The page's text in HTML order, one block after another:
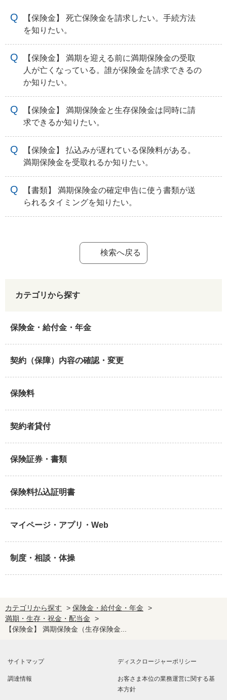
【保険金】 死亡保険金を請求したい。手続方法
を知りたい。
【保険金】 満期を迎える前に満期保険金の受取
人が亡くなっている。誰が保険金を請求できるの
か知りたい。
【保険金】 満期保険金と生存保険金は同時に請
求できるか知りたい。
【保険金】 払込みが遅れている保険料がある。
満期保険金を受取れるか知りたい。
【書類】 満期保険金の確定申告に使う書類が送
られるタイミングを知りたい。
検索へ戻る
カテゴリから探す
保険金・給付金・年金
契約（保障）内容の確認・変更
保険料
契約者貸付
保険証券・書類
保険料払込証明書
マイページ・アプリ・Web
制度・相談・体操
カテゴリから探す > 保険金・給付金・年金
>
満期・生存・祝金・配当金
>
【保険金】 満期保険金（生存保険金...
サイトマップ ディスクロージャーポリシー
調達情報 お客さま本位の業務運営に関する基
本方針